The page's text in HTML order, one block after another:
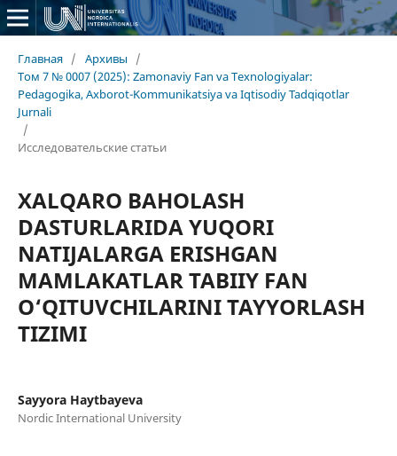
Главная / Архивы
/
Том 7 № 0007 (2025): Zamonaviy Fan va Texnologiyalar:
Pedagogika, Axborot-Kommunikatsiya va Iqtisodiy Tadqiqotlar
Jurnali
/
Исследовательские статьи
XALQARO BAHOLASH
DASTURLARIDA YUQORI
NATIJALARGA ERISHGAN
MAMLAKATLAR TABIIY FAN
O‘QITUVCHILARINI TAYYORLASH
TIZIMI
Sayyora Haytbayeva
Nordic International University